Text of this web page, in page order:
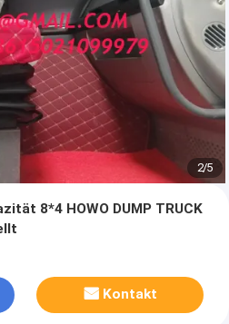
2/5
8*4 HOWO DUMP TRUCK
Kontakt